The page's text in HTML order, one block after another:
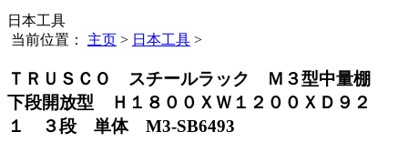
日本工具
当前位置： 主页 > 日本工具 >
ＴＲＵＳＣＯ スチールラック Ｍ３型中量棚
下段開放型 Ｈ１８００ＸＷ１２００ＸＤ９２
１ ３段 単体 M3-SB6493